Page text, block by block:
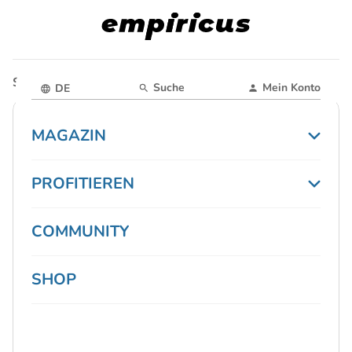
DE Suche Mein Konto
MAGAZIN
PROFITIEREN
COMMUNITY
SHOP
Startseite Magazin